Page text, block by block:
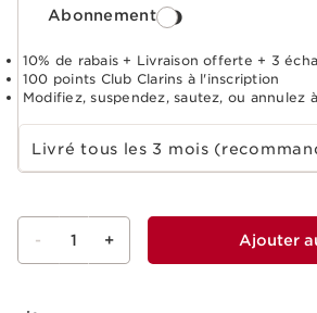
Abonnement
10% de rabais + Livraison offerte + 3
100 points Club Clarins à l'inscription
Modifiez, suspendez, sautez, ou annulez
Choisir la période d''abonnement
Livré tous les 3 mois
- 1 + Ajouter